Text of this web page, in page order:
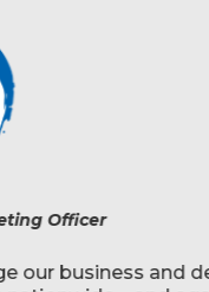
Officer
our business and